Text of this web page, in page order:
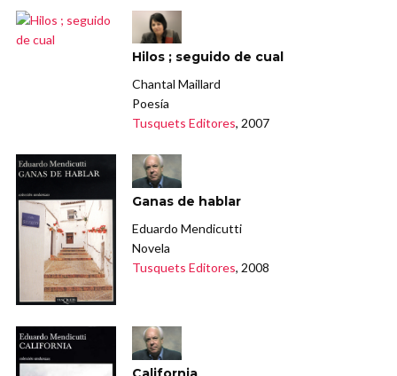
Hilos ; seguido de cual
Chantal Maillard
Poesía
Tusquets Editores, 2007
Ganas de hablar
Eduardo Mendicutti
Novela
Tusquets Editores, 2008